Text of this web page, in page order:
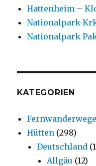
Hattenheim –
Nationalpark
Nationalpark
KATEGORIEN
Hütten (298)
Deutschland
Allgäu (12)